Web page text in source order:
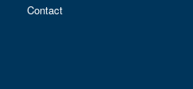
Contact